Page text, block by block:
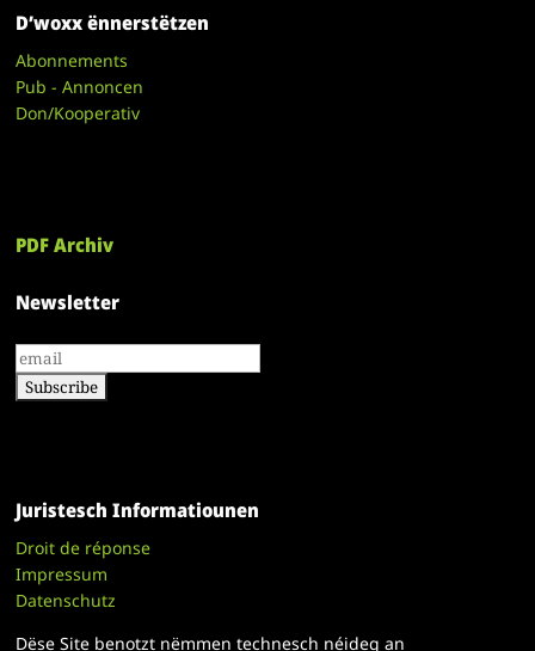
D’woxx ënnerstëtzen
Abonnements
Pub - Annoncen
Don/Kooperativ
PDF Archiv
Newsletter
Juristesch Informatiounen
Droit de réponse
Impressum
Datenschutz
Dëse Site benotzt nëmmen technesch néideg an